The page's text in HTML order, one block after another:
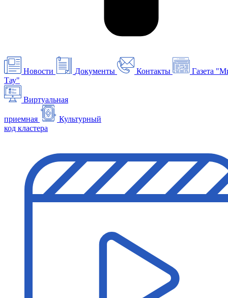
Новости Документы Контакты
Газета
Тау"
Виртуальная
приемная
Культурный
код кластера